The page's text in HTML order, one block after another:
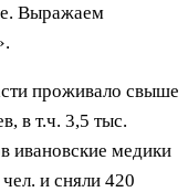
Выражаем
проживало свыше
в т.ч. 3,5 тыс.
ивановские медики
и сняли 420